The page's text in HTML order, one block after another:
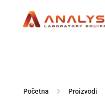
Početna Proizvodi